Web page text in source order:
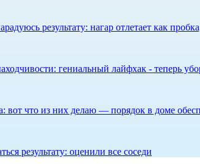
результату: нагар отлетает как
гениальный лайфхак - теперь
вот что из них делаю — порядок в доме
результату: оценили все соседи